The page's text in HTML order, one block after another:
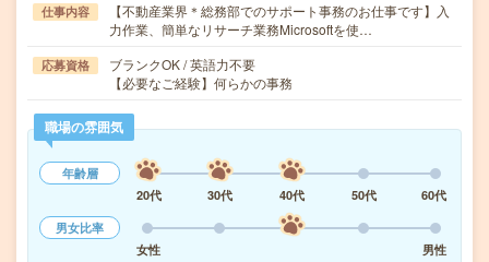
仕事内容
【不動産業界＊総務部でのサポート事務のお仕事です】入
力作業、簡単なリサーチ業務Microsoftを使…
応募資格
ブランクOK / 英語力不要
【必要なご経験】何らかの事務
職場の雰囲気
年齢層
20代
30代 40代 50代
60代
男女比率
女性
男性